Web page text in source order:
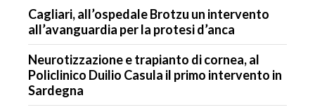
Cagliari, all’ospedale Brotzu un intervento
all’avanguardia per la protesi d’anca
Neurotizzazione e trapianto di cornea, al
Policlinico Duilio Casula il primo intervento in
Sardegna